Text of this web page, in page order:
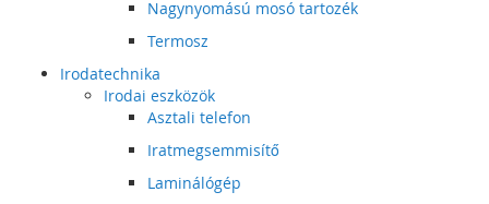
Nagynyomású mosó tartozék
Termosz
Irodatechnika
Irodai eszközök
Asztali telefon
Iratmegsemmisítő
Laminálógép